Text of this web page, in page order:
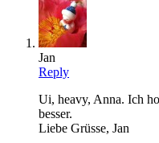
Jan
Reply
Ui, heavy, Anna. Ich
besser.
Liebe Grüsse, Jan